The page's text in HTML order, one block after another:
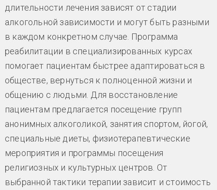
длительности лечения зависят от стадии
алкогольной зависимости и могут быть разными
в каждом конкретном случае. Программа
реабилитации в специализированных курсах
помогает пациентам быстрее адаптироваться в
обществе, вернуться к полноценной жизни и
общению с людьми. Для восстановление
пациентам предлагается посещение групп
анонимных алкоголикой, занятия спортом, йогой,
специальные диеты, физиотерапевтические
мероприятия и программы посещения
религиозных и культурных центров. От
выбранной тактики терапии зависит и стоимость